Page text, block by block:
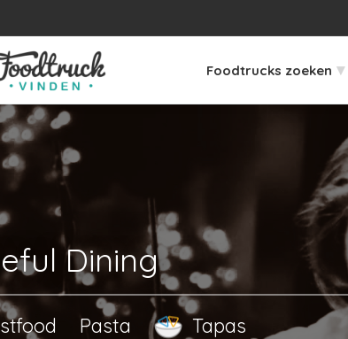
Foodtrucks zoeken ▾
Dining
Pasta Tapas